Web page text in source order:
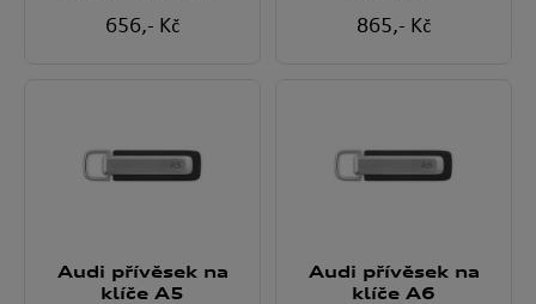
656,- Kč 865,- Kč
Audi přívěsek na
klíče A5
Audi přívěsek na
klíče A6